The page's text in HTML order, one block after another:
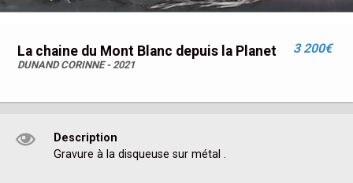
La chaine du Mont Blanc depuis la Planet
DUNAND CORINNE - 2021
3 200€
Description
Gravure à la disqueuse sur métal .